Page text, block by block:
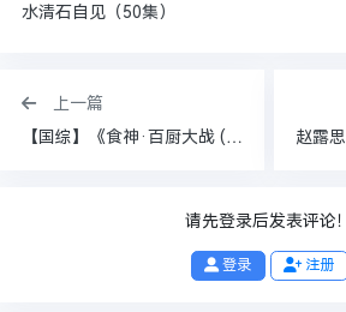
水清石自见（50集）
上一篇
【国综】《食神·百厨大战 (2026)》【1080P】【国语中字】【刘涛 / 潘玮柏 / 高叶 / 蔡昊 / 梁经伦】
请先登录后发表评论！
登录 注册